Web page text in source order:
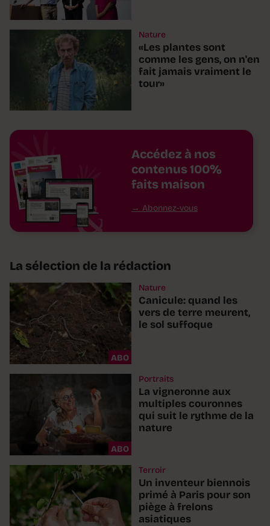
Nature
«Les plantes sont
comme les gens, on n'en
fait jamais vraiment le
tour»
Accédez à nos
contenus 100%
faits maison
Abonnez-vous
La sélection de la rédaction
ABO
Nature
Canicule: quand les
vers de terre meurent,
le sol suffoque
ABO
Portraits
La vigneronne aux
multiples couronnes
qui suit le rythme de la
nature
Terroir
Un inventeur biennois
primé à Paris pour son
piège à frelons
asiatiques